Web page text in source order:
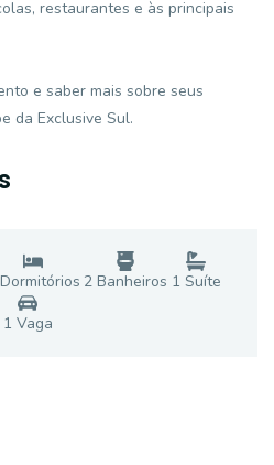
restaurantes e às principais
e saber mais sobre seus
da Exclusive Sul.
s 2 Banheiros 1 Suíte
1 Vaga